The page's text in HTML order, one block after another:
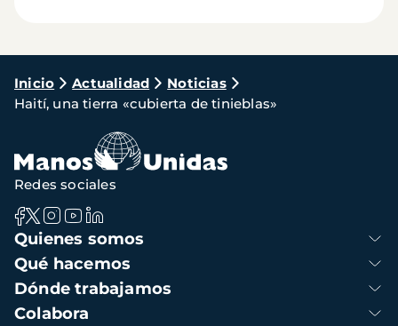
Ruta
de
navegación
Inicio Actualidad
Noticias
Haití, una tierra «cubierta de tinieblas»
Navegación
principal
Quienes somos
Qué hacemos
Dónde trabajamos
Colabora
Redes sociales